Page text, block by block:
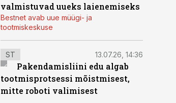
valmistuvad uueks laienemiseks
Bestnet avab uue müügi- ja
tootmiskeskuse
ST 13.07.26, 14:36
Pakendamisliini edu algab
tootmisprotsessi mõistmisest,
mitte roboti valimisest